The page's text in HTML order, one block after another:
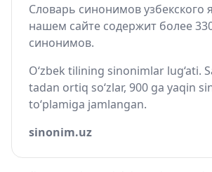
Словарь синонимов узбекского
нашем сайте содержит более
синонимов.
O‘zbek tilining sinonimlar lug‘ati.
tadan ortiq so‘zlar, 900 ga yaqin
to‘plamiga jamlangan.
sinonim.uz